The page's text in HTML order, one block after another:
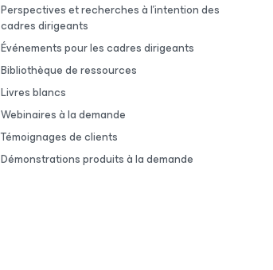
Perspectives et recherches à l’intention des
cadres dirigeants
Événements pour les cadres dirigeants
Bibliothèque de ressources
Livres blancs
Webinaires à la demande
Témoignages de clients
Démonstrations produits à la demande